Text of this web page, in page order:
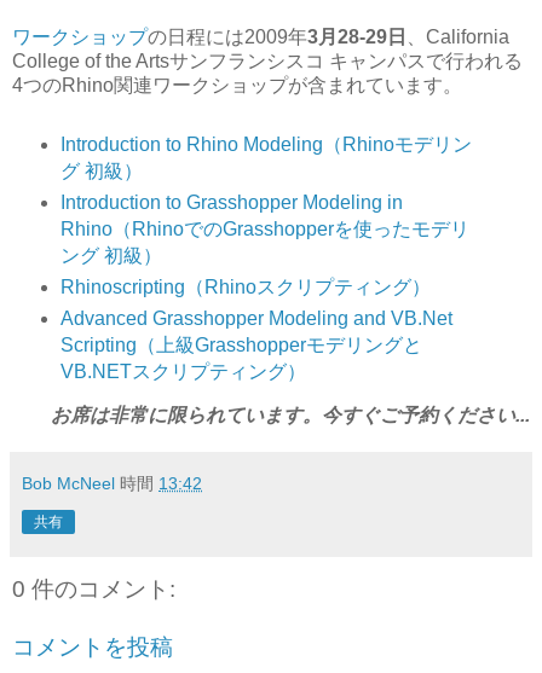
ワークショップの日程には2009年3月28-29日
、California
College of the Artsサンフランシスコ キャンパスで行われる
4つのRhino関連ワークショップが含まれています。
Introduction to Rhino Modeling（Rhinoモデリン
グ 初級）
Introduction to Grasshopper Modeling in
Rhino（RhinoでのGrasshopperを使ったモデリ
ング 初級）
Rhinoscripting（Rhinoスクリプティング）
Advanced Grasshopper Modeling and VB.Net
Scripting（上級Grasshopperモデリングと
VB.NETスクリプティング）
お席は非常に限られています。今すぐご予約ください...
Bob McNeel 時間 13:42
共有
0 件のコメント:
コメントを投稿